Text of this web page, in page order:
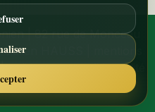
| 82 rue de Monceau
Julien HAUSS |
|politique de confidentialité